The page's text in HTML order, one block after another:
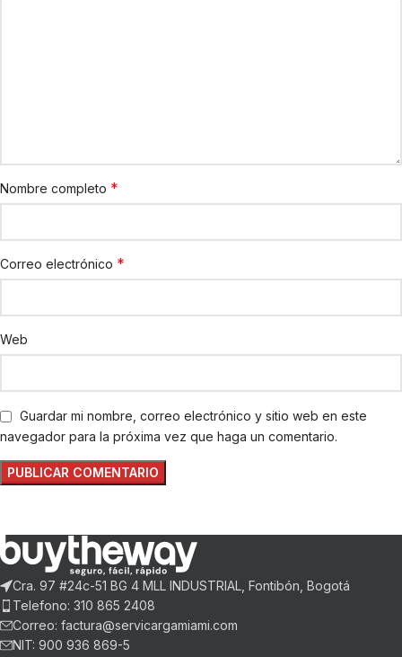
Nombre completo *
Correo electrónico *
Web
Guardar mi nombre, correo electrónico y sitio web en este
navegador para la próxima vez que haga un comentario.
Cra. 97 #24c-51 BG 4 MLL INDUSTRIAL, Fontibón, Bogotá
Telefono: 310 865 2408
Correo: factura@servicargamiami.com
NIT: 900 936 869-5